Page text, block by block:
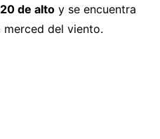
de altoy se encuentra
del viento.